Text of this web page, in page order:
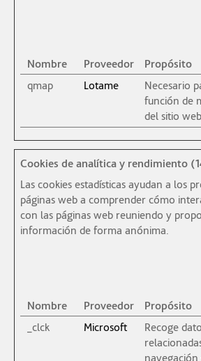
Nombre Proveedor Propósito
qmap
Lotame
Necesario
función de
del sitio web.
Cookies de analítica y rendimiento
Las cookies estadísticas ayudan a los
páginas web a comprender cómo
con las páginas web reuniendo y
información de forma anónima.
Nombre Proveedor Propósito
_clck
Microsoft
Recoge
navegación